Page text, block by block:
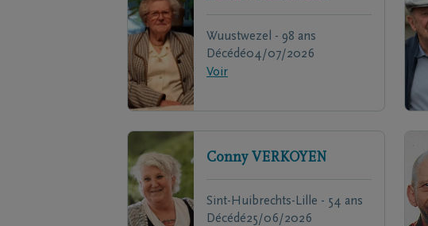
Wuustwezel - 98 ans
Décédé04/07/2026
Voir
Conny VERKOYEN
Sint-Huibrechts-Lille - 54 ans
Décédé25/06/2026